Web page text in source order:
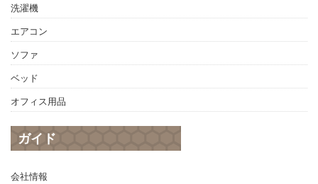
洗濯機
エアコン
ソファ
ベッド
オフィス用品
ガイド
会社情報